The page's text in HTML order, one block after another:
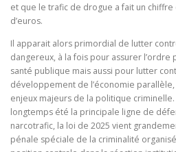
et que le trafic de drogue a fait un chiffre
d’euros.
Il apparait alors primordial de lutter
dangereux, à la fois pour assurer
santé publique mais aussi pour lutter
développement de l’économie parallèle,
enjeux majeurs de la politique
longtemps été la principale ligne de
narcotrafic, la loi de 2025 vient
pénale spéciale de la criminalité